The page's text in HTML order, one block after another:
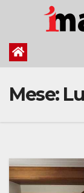
Mese: